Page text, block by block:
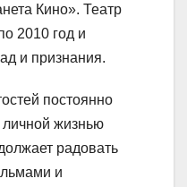
Кино». Театр
2010 год и
и признания.
постоянно
личной жизнью
радовать
и